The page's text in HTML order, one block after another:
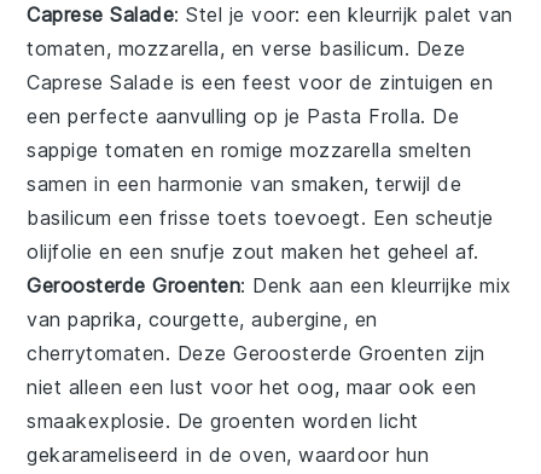
Caprese Salade: Stel je voor: een kleurrijk palet van
tomaten, mozzarella, en verse basilicum. Deze
Caprese Salade is een feest voor de zintuigen en
een perfecte aanvulling op je Pasta Frolla. De
sappigetomaten en romigemozzarella smelten
samen in een harmonie van smaken, terwijl de
basilicum een frisse toets toevoegt. Een scheutje
olijfolie en een snufje zout maken het geheel af.
Geroosterde Groenten: Denk aan een kleurrijke mix
vanpaprika, courgette,aubergine, en
cherrytomaten. DezeGeroosterde Groenten zijn
niet alleen een lust voor het oog, maar ook een
smaakexplosie. De groenten worden licht
gekarameliseerd in de oven, waardoor hun